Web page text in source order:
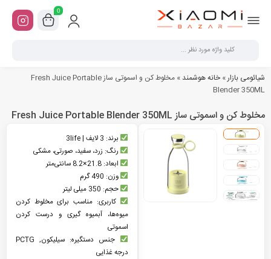
0
شیائومی بازار» خانه هوشمند »
مخلوط کن و اسموتی ساز Fresh Juice Portable
Blender 350ML
مخلوط کن و اسموتی ساز Fresh Juice Portable Blender 350ML
برند: 3 لایف | 3life
رنگ: زرد، سفید، صورتی، مشکی
ابعاد: 21.8×8.2 سانتی‌متر
وزن: 490 گرم
حجم: 350 میلی لیتر
کاربری: مناسب برای مخلوط کردن
میوه‌ها، آبمیوه گیری و درست کردن
اسموتی
جنس دستگیره: سیلیکون, PCTG
درجه غذایی